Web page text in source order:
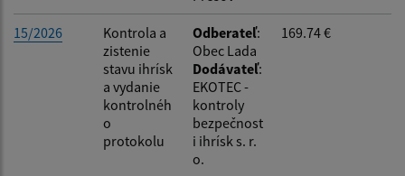
15/2026
Kontrola a
zistenie
stavu ihrísk
a vydanie
kontrolnéh
o
protokolu
Odberateľ:
Obec Lada
Dodávateľ:
EKOTEC -
kontroly
bezpečnost
i ihrísk s. r.
o.
169.74 €